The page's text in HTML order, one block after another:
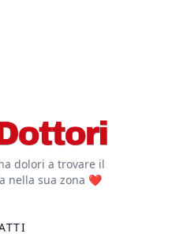
dei cambiamenti in
menopausa, fino al
trattamento di
disfunzioni specifiche
dolori a trovare il
nella sua zona ❤️